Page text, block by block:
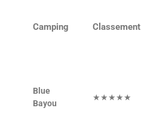
Camping Classement
Blue
Bayou
★★★★★